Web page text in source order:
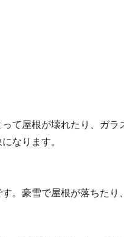
て屋根が壊れたり、ガ
なります。
。豪雪で屋根が落ちた